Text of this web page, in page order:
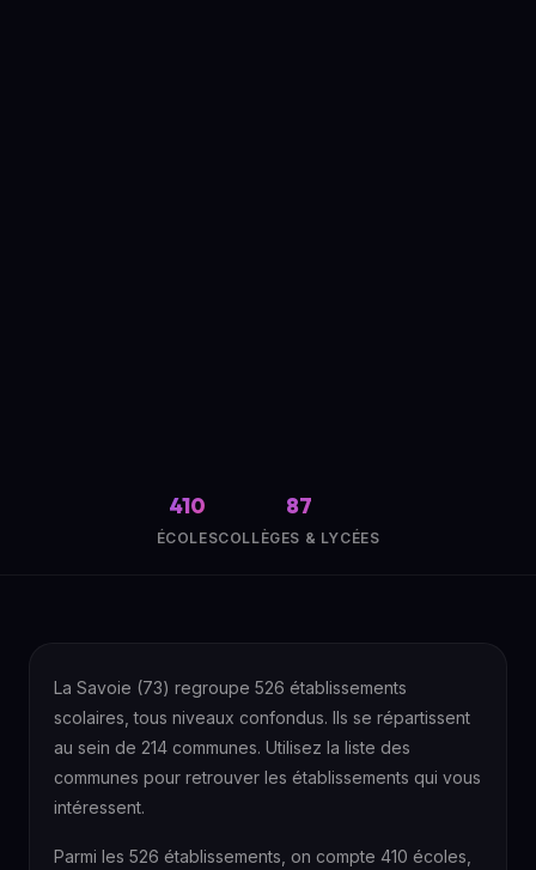
410
ÉCOLES
87
COLLÈGES & LYCÉES
La Savoie (73) regroupe 526 établissements
scolaires, tous niveaux confondus. Ils se répartissent
au sein de 214 communes. Utilisez la liste des
communes pour retrouver les établissements qui vous
intéressent.
Parmi les 526 établissements, on compte 410 écoles,